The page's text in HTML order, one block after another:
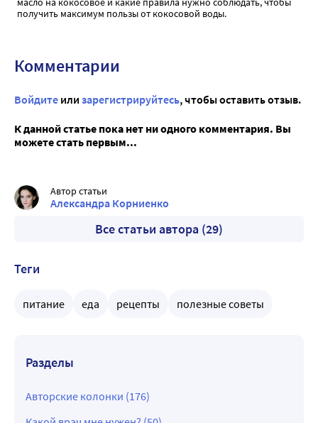
получить максимум пользы от кокосовой воды.
Комментарии
Войдите или зарегистрируйтесь, чтобы оставить отзыв.
К данной статье пока нет ни одного комментария. Вы
можете стать первым...
Автор статьи
Александра Корниенко
Все статьи автора (29)
Теги
питание еда рецепты полезные советы
Разделы
Авторские колонки (176)